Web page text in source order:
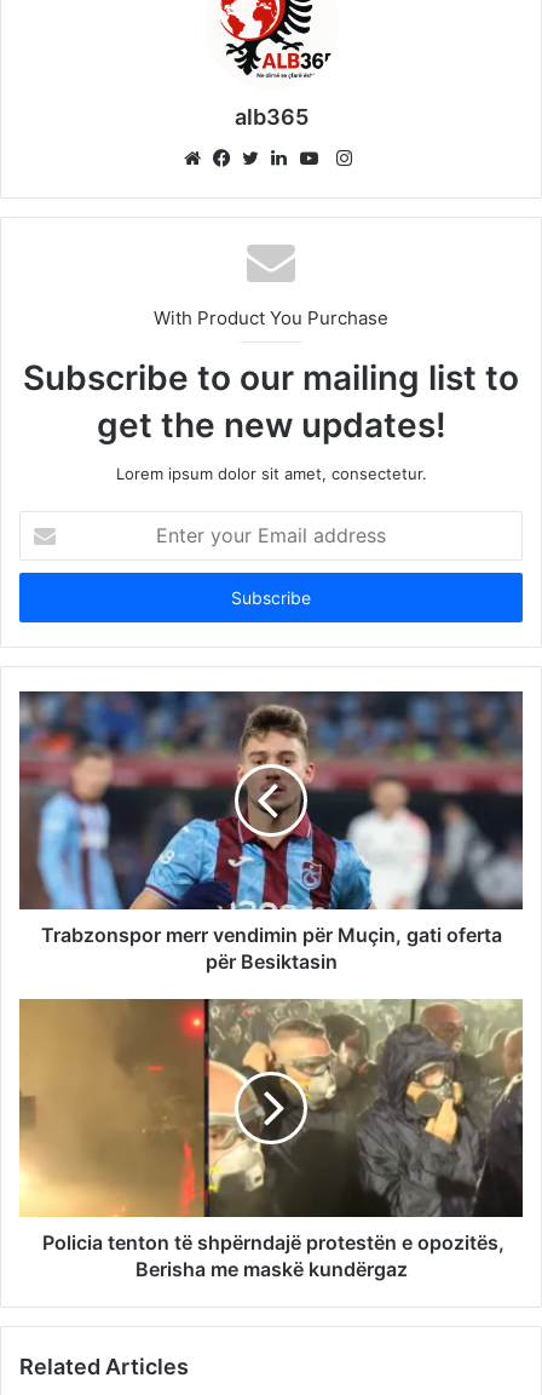
alb365
Instagram
With Product You Purchase
Subscribe to our mailing list to
get the new updates!
Lorem ipsum dolor sit amet, consectetur.
your
Email
Trabzonspor merr vendimin për Muçin, gati oferta
për Besiktasin
Policia tenton të shpërndajë protestën e opozitës,
Berisha me maskë kundërgaz
Related Articles